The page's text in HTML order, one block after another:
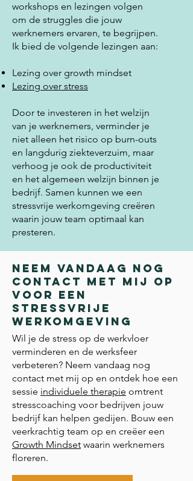
workshops en lezingen volgen
om de struggles die jouw
werknemers ervaren, te begrijpen.
Ik bied de volgende lezingen aan:
Lezing over growth mindset
Lezing over stress
Door te investeren in het welzijn
van je werknemers, verminder je
niet alleen het risico op burn-outs
en langdurig ziekteverzuim, maar
verhoog je ook de productiviteit
en het algemeen welzijn binnen je
bedrijf. Samen kunnen we een
stressvrije werkomgeving creëren
waarin jouw team optimaal kan
presteren.
Neem vandaag nog
contact met mij op
voor een
stressvrije
werkomgeving
Wil je de stress op de werkvloer
verminderen en de werksfeer
verbeteren? Neem vandaag nog
contact met mij op en ontdek hoe een
sessie individuele therapie omtrent
stresscoaching voor bedrijven jouw
bedrijf kan helpen gedijen. Bouw een
veerkrachtig team op en creëer een
Growth Mindset waarin werknemers
floreren.